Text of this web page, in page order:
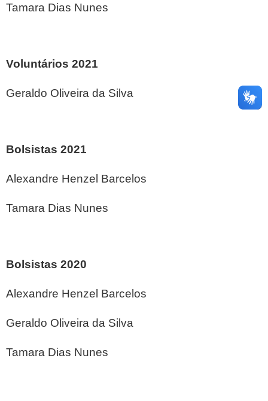
Tamara Dias Nunes
Voluntários 2021
Geraldo Oliveira da Silva
Bolsistas 2021
Alexandre Henzel Barcelos
Tamara Dias Nunes
Bolsistas 2020
Alexandre Henzel Barcelos
Geraldo Oliveira da Silva
Tamara Dias Nunes